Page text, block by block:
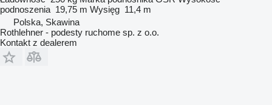
podnoszenia 19,75 m Wysięg 11,4 m
Polska, Skawina
Rothlehner - podesty ruchome sp. z o.o.
Kontakt z dealerem